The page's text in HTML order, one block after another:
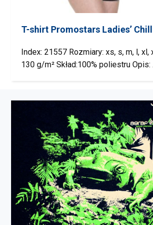
T-shirt Promostars Ladies’
Index: 21557 Rozmiary: xs, s, m, l, xl,
130 g/m² Skład:100% poliestru Opis: